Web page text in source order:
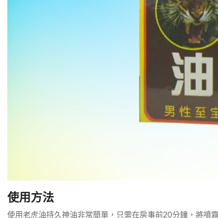
使用方法
使用老虎油持久神油非常簡單，只需在房事前20分鐘，將噴